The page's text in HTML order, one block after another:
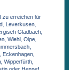
zu erreichen für
Leverkusen,
Gladbach,
Wiehl, Olpe,
Wipperfürth,